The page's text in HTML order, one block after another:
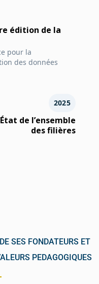
édition de la
pour la
des données
2025
de l’ensemble
des filières
SES FONDATEURS ET
PEDAGOGIQUES